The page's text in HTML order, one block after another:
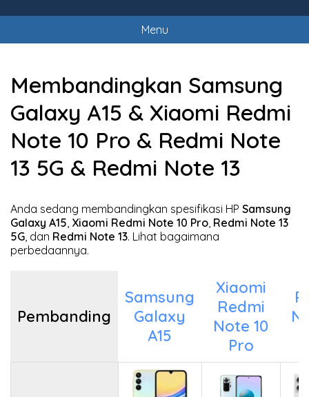
Menu
Membandingkan Samsung
Galaxy A15 & Xiaomi Redmi
Note 10 Pro & Redmi Note
13 5G & Redmi Note 13
Anda sedang membandingkan spesifikasi HP Samsung
Galaxy A15, Xiaomi Redmi Note 10 Pro, Redmi Note 13
5G, dan Redmi Note 13. Lihat bagaimana
perbedaannya.
Pembanding
Samsung
Galaxy
A15
Xiaomi
Redmi
Note 10
Pro